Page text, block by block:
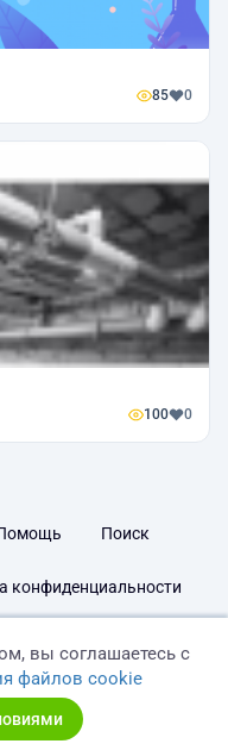
85 0
100 0
Поиск
конфиденциальности
вы соглашаетесь с
файлов cookie